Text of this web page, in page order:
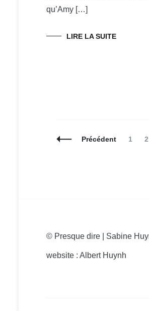
qu’Amy […]
LIRE LA SUITE
NavigationPrécédent Page
1 2
© Presque dire | Sabine
website : Albert Huynh